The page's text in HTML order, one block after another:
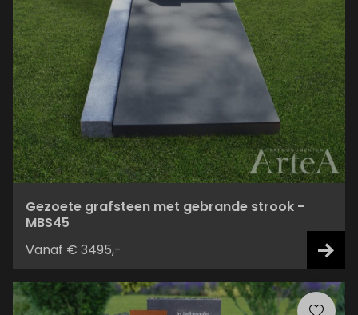
Gezoete grafsteen met gebrande strook -
MBS45
Vanaf € 3495,-